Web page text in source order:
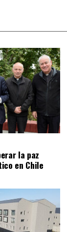
la paz
en Chile